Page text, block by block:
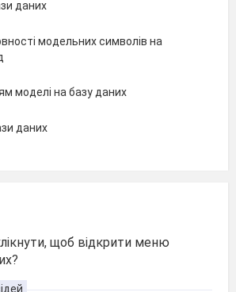
даних
модельних символів на
моделі на базу даних
даних
щоб відкрити меню